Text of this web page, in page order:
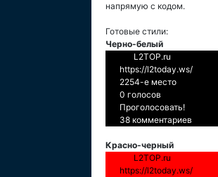
напрямую с кодом.
Готовые стили:
Черно-белый
L2TOP.ru
https://l2today.ws/
2254-е место
0 голосов
Проголосовать!
38 комментариев
Красно-черный
L2TOP.ru
https://l2today.ws/